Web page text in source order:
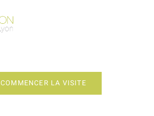
COMMENCER LA VISITE